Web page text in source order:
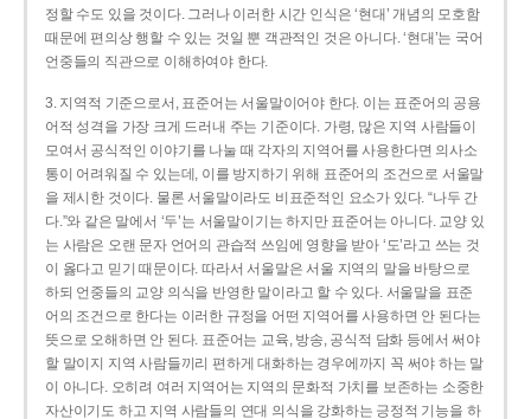
정할 수도 있을 것이다. 그러나 이러한 시간 인식은 ‘현대’ 개념의 모호함
때문에 편의상 행할 수 있는 것일 뿐 객관적인 것은 아니다. ‘현대’는 국어
언중들의 직관으로 이해하여야 한다.
3. 지역적 기준으로서, 표준어는 서울말이어야 한다. 이는 표준어의 공용
어적 성격을 가장 크게 드러내 주는 기준이다. 가령, 많은 지역 사람들이
모여서 공식적인 이야기를 나눌 때 각자의 지역어를 사용한다면 의사소
통이 어려워질 수 있는데, 이를 방지하기 위해 표준어의 조건으로 서울말
을 제시한 것이다. 물론 서울말이라도 비표준적인 요소가 있다. “나두 간
다.”와 같은 말에서 ‘두’는 서울말이기는 하지만 표준어는 아니다. 교양 있
는 사람은 오랜 문자 언어의 관습적 쓰임에 영향을 받아 ‘도’라고 쓰는 것
이 옳다고 믿기 때문이다. 따라서 서울말은 서울 지역의 말을 바탕으로
하되 언중들의 교양 의식을 반영한 말이라고 할 수 있다. 서울말을 표준
어의 조건으로 한다는 이러한 규정을 어떤 지역어를 사용하면 안 된다는
뜻으로 오해하면 안 된다. 표준어는 교육, 방송, 공식적 담화 등에서 써야
할 말이지 지역 사람들끼리 편하게 대화하는 경우에까지 꼭 써야 하는 말
이 아니다. 오히려 여러 지역어는 지역의 문화적 가치를 보존하는 소중한
자산이기도 하고 지역 사람들의 연대 의식을 강화하는 긍정적 기능을 하